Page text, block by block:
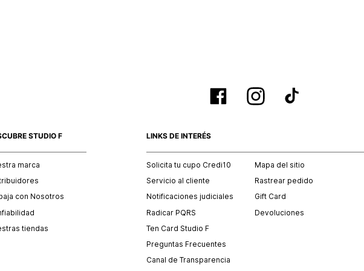
STUDIO F
marca
con Nosotros
tiendas
LINKS DE INTERÉS
Solicita tu cupo Credi10
Servicio al cliente
Notificaciones judiciales
Radicar PQRS
Ten Card Studio F
Preguntas Frecuentes
Canal de Transparencia
Mapa del sitio
Rastrear pedido
Gift Card
Devoluciones